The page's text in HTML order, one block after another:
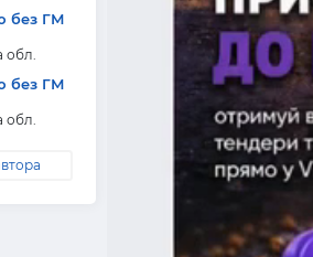
без ГМ
обл.
без ГМ
обл.